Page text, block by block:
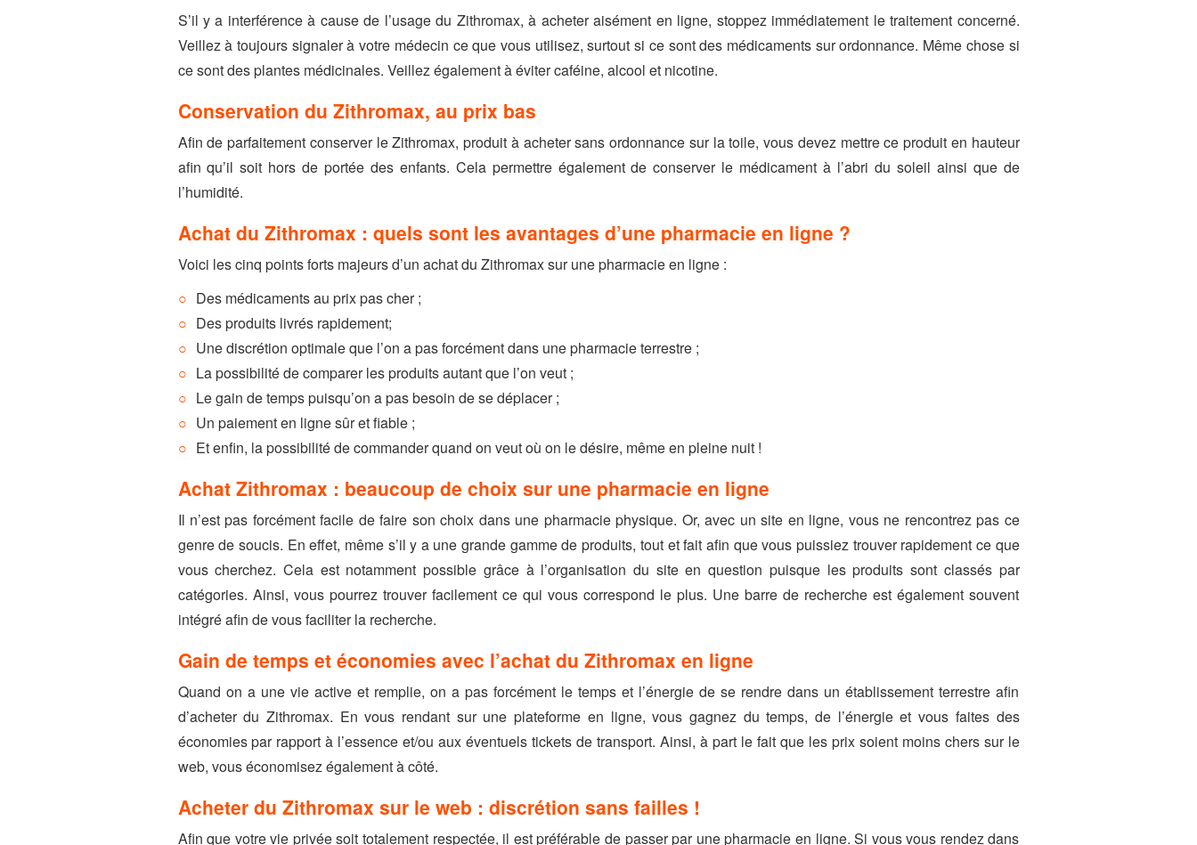
S’il y a interférence à cause de l’usage du Zithromax, à acheter aisément en ligne, stoppez immédiatement le traitement concerné.
Veillez à toujours signaler à votre médecin ce que vous utilisez, surtout si ce sont des médicaments sur ordonnance. Même chose si
ce sont des plantes médicinales. Veillez également à éviter caféine, alcool et nicotine.
Conservation du Zithromax, au prix bas
Afin de parfaitement conserver le Zithromax, produit à acheter sans ordonnance sur la toile, vous devez mettre ce produit en hauteur
afin qu’il soit hors de portée des enfants. Cela permettre également de conserver le médicament à l’abri du soleil ainsi que de
l’humidité.
Achat du Zithromax : quels sont les avantages d’une pharmacie en ligne ?
Voici les cinq points forts majeurs d’un achat du Zithromax sur une pharmacie en ligne :
Des médicaments au prix pas cher ;
Des produits livrés rapidement;
Une discrétion optimale que l’on a pas forcément dans une pharmacie terrestre ;
La possibilité de comparer les produits autant que l’on veut ;
Le gain de temps puisqu’on a pas besoin de se déplacer ;
Un paiement en ligne sûr et fiable ;
Et enfin, la possibilité de commander quand on veut où on le désire, même en pleine nuit !
Achat Zithromax : beaucoup de choix sur une pharmacie en ligne
Il n’est pas forcément facile de faire son choix dans une pharmacie physique. Or, avec un site en ligne, vous ne rencontrez pas ce
genre de soucis. En effet, même s’il y a une grande gamme de produits, tout et fait afin que vous puissiez trouver rapidement ce que
vous cherchez. Cela est notamment possible grâce à l’organisation du site en question puisque les produits sont classés par
catégories. Ainsi, vous pourrez trouver facilement ce qui vous correspond le plus. Une barre de recherche est également souvent
intégré afin de vous faciliter la recherche.
Gain de temps et économies avec l’achat du Zithromax en ligne
Quand on a une vie active et remplie, on a pas forcément le temps et l’énergie de se rendre dans un établissement terrestre afin
d’acheter du Zithromax. En vous rendant sur une plateforme en ligne, vous gagnez du temps, de l’énergie et vous faites des
économies par rapport à l’essence et/ou aux éventuels tickets de transport. Ainsi, à part le fait que les prix soient moins chers sur le
web, vous économisez également à côté.
Acheter du Zithromax sur le web : discrétion sans failles !
Afin que votre vie privée soit totalement respectée, il est préférable de passer par une pharmacie en ligne. Si vous vous rendez dans